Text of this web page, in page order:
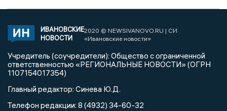
ИВАНОВСКИЕ
НОВОСТИ
2020 © NEWSIVANOVO.RU | СИ
«Ивановские новости»
Учредитель (соучредители): Общество с ограниченной
ответственностью «РЕГИОНАЛЬНЫЕ НОВОСТИ» (ОГРН
1107154017354)
Главный редактор: Синева Ю.Д.
Телефон редакции: 8 (4932) 34-60-32